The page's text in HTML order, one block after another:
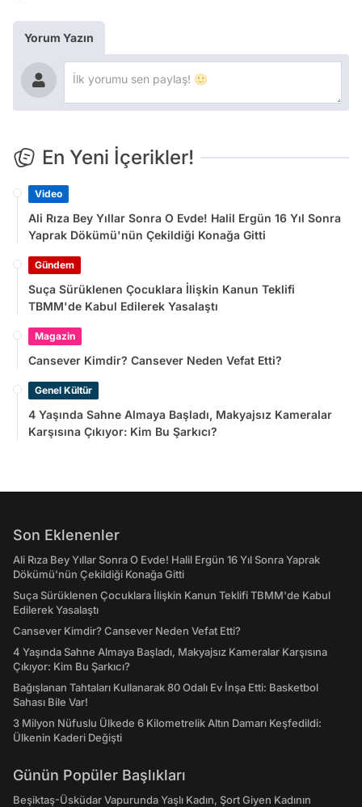
Yorum Yazın
En Yeni İçerikler!
Video
Ali Rıza Bey Yıllar Sonra O Evde! Halil Ergün 16 Yıl Sonra
Yaprak Dökümü'nün Çekildiği Konağa Gitti
Gündem
Suça Sürüklenen Çocuklara İlişkin Kanun Teklifi
TBMM'de Kabul Edilerek Yasalaştı
Magazin
Cansever Kimdir? Cansever Neden Vefat Etti?
Genel Kültür
4 Yaşında Sahne Almaya Başladı, Makyajsız Kameralar
Karşısına Çıkıyor: Kim Bu Şarkıcı?
Son Eklenenler
Ali Rıza Bey Yıllar Sonra O Evde! Halil Ergün 16 Yıl Sonra Yaprak
Dökümü'nün Çekildiği Konağa Gitti
Suça Sürüklenen Çocuklara İlişkin Kanun Teklifi TBMM'de Kabul
Edilerek Yasalaştı
Cansever Kimdir? Cansever Neden Vefat Etti?
4 Yaşında Sahne Almaya Başladı, Makyajsız Kameralar Karşısına
Çıkıyor: Kim Bu Şarkıcı?
Bağışlanan Tahtaları Kullanarak 80 Odalı Ev İnşa Etti: Basketbol
Sahası Bile Var!
3 Milyon Nüfuslu Ülkede 6 Kilometrelik Altın Damarı Keşfedildi:
Ülkenin Kaderi Değişti
Günün Popüler Başlıkları
Beşiktaş-Üsküdar Vapurunda Yaşlı Kadın, Şort Giyen Kadının